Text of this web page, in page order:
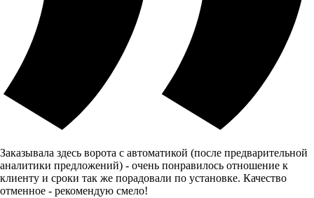
Заказывала здесь ворота с автоматикой (после предварительной
аналитики предложений) - очень понравилось отношение к
клиенту и сроки так же порадовали по установке. Качество
отменное - рекомендую смело!